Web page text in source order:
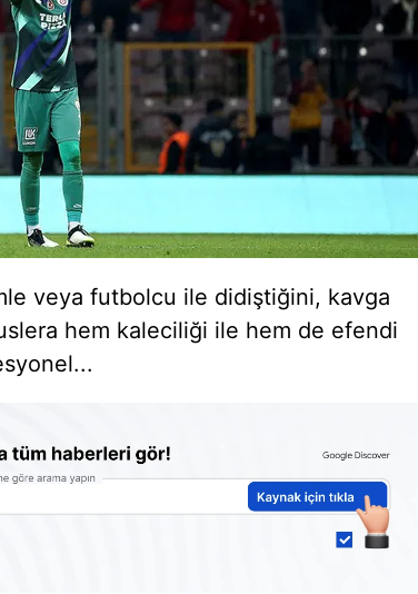
veya futbolcu ile didiştiğini, kavga
hem kaleciliği ile hem de efendi